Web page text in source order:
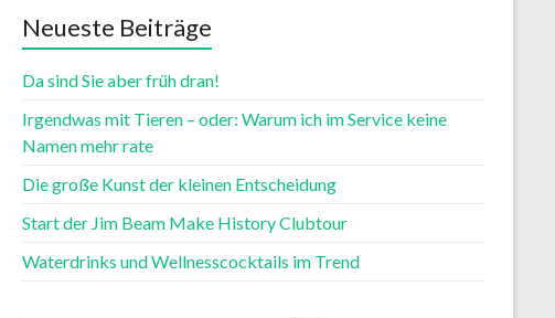
Neueste Beiträge
Da sind Sie aber früh dran!
Irgendwas mit Tieren – oder: Warum ich im Service keine
Namen mehr rate
Die große Kunst der kleinen Entscheidung
Start der Jim Beam Make History Clubtour
Waterdrinks und Wellnesscocktails im Trend